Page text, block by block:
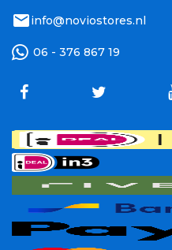
mailinfo@noviostores.nl
06 - 376 867 19